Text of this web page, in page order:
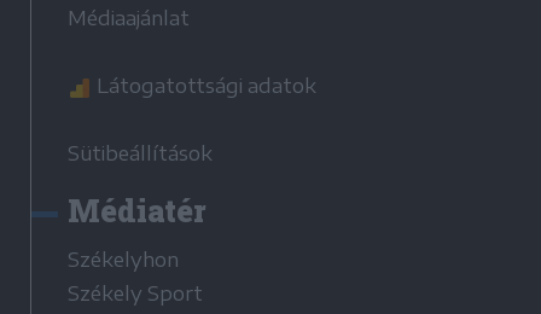
Médiaajánlat
Látogatottsági adatok
Sütibeállítások
Médiatér
Székelyhon
Székely Sport